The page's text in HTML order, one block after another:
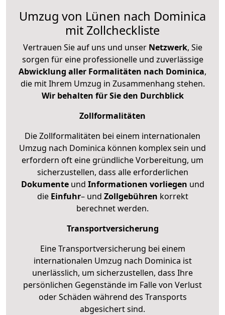
Umzug von Lünen nach Dominica
mit Zollcheckliste
Vertrauen Sie auf uns und unser Netzwerk, Sie
sorgen für eine professionelle und zuverlässige
Abwicklung aller Formalitäten nach Dominica,
die mit Ihrem Umzug in Zusammenhang stehen.
Wir behalten für Sie den Durchblick
Zollformalitäten
Die Zollformalitäten bei einem internationalen
Umzug nach Dominica können komplex sein und
erfordern oft eine gründliche Vorbereitung, um
sicherzustellen, dass alle erforderlichen
Dokumenteund Informationen vorliegen und
die Einfuhr– und Zollgebühren korrekt
berechnet werden.
Transportversicherung
Eine Transportversicherung bei einem
internationalen Umzug nach Dominica ist
unerlässlich, um sicherzustellen, dass Ihre
persönlichen Gegenstände im Falle von Verlust
oder Schäden während des Transports
abgesichert sind.